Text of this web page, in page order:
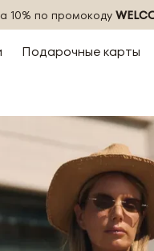
10% по промокоду
Подарочные карты